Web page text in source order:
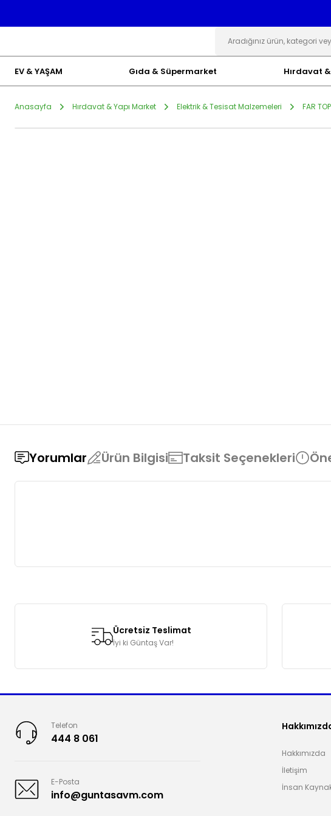
EV & YAŞAM Gıda & Süpermarket Hırdavat
Anasayfa Hırdavat & Yapı Market Elektrik & Tesisat Malzemeleri FAR
Yorumlar Ürün Bilgisi Taksit Seçenekleri
Ürün resmi kalitesiz, bozuk veya görüntülenemiyor.
Ürün açıklamasında eksik bilgiler bulunuyor.
Ürün bilgilerinde hatalar bulunuyor.
Ücretsiz Teslimat
İyi ki Güntaş Var!
Telefon
444 8 061
E-Posta
info@guntasavm.com
Hakkımızda
İletişim
İnsan